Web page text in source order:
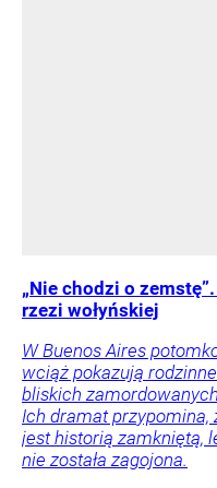
„Nie chodzi o
rzezi wołyńskiej
W Buenos Aires
wciąż pokazują
bliskich
Ich dramat przypomina,
jest historią zamkniętą,
nie została zagojona.